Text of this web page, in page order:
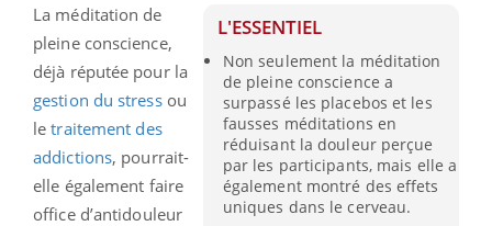
L'ESSENTIEL
Non seulement la méditation
de pleine conscience a
surpassé les placebos et les
fausses méditations en
réduisant la douleur perçue
par les participants, mais elle a
également montré des effets
uniques dans le cerveau.
La méditation de
pleine conscience,
déjà réputée pour la
gestion du stressou
letraitement des
addictions, pourrait-
elle également faire
office d’antidouleur